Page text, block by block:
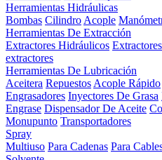
Herramientas Hidráulicas
Bombas Cilindro Acople
Herramientas De Extracción
Extractores Hidráulicos
extractores
Herramientas De Lubricación
Aceitera Repuestos Acople Rápido
Engrasadores Inyectores De Grasa
Engrase Dispensador De Aceite
Monupunto Transportadores
Spray
Multiuso Para Cadenas Para